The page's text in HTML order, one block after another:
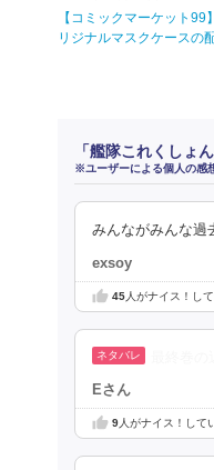
【コミックマーケット
リジナルマスクケースの
「艦隊これくし
※ユーザーによる個人の感
みんながみんな過
exsoy
45人がナイス！し
Eさん
9人がナイス！して